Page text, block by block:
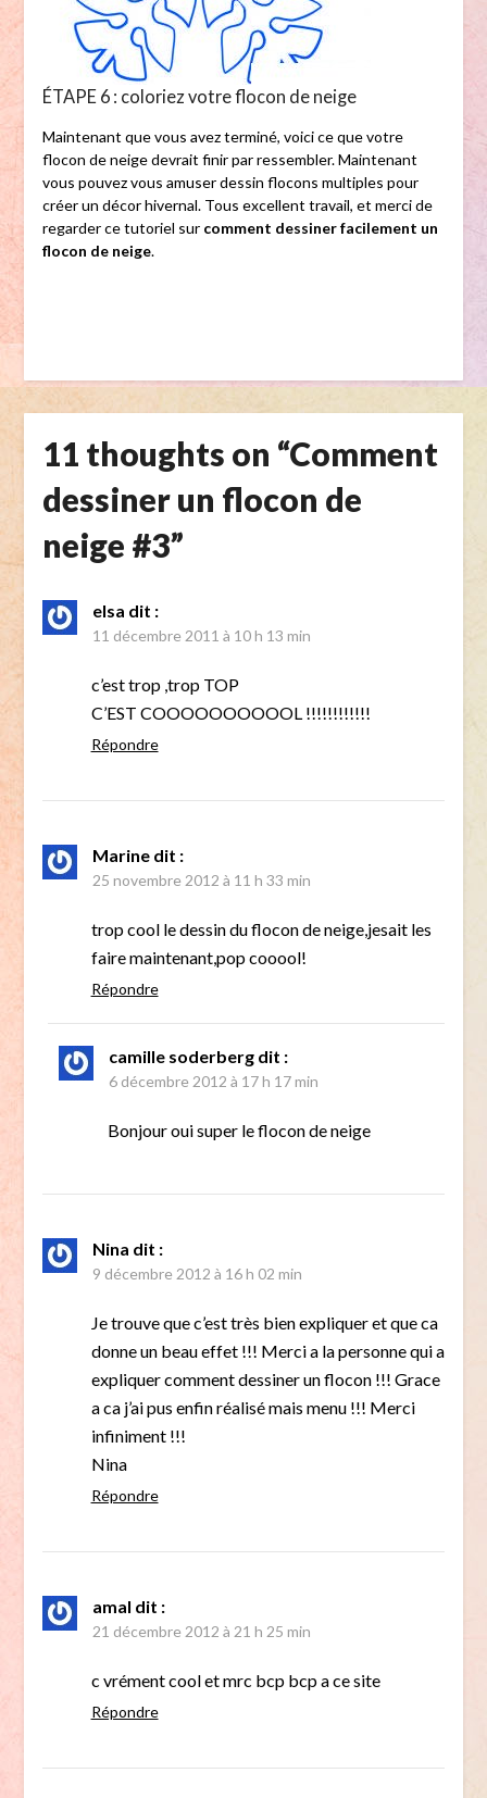
ÉTAPE 6 : coloriez votre flocon de neige
Maintenant que vous avez terminé, voici ce que votre
flocon de neige devrait finir par ressembler. Maintenant
vous pouvez vous amuser dessin flocons multiples pour
créer un décor hivernal. Tous excellent travail, et merci de
regarder ce tutoriel sur comment dessiner facilement un
flocon de neige.
11 thoughts on “Comment
dessiner un flocon de
neige #3”
elsa dit :
11 décembre 2011 à 10 h 13 min
c’est trop ,trop TOP
C’EST COOOOOOOOOOL !!!!!!!!!!!!
Répondre
Marine dit :
25 novembre 2012 à 11 h 33 min
trop cool le dessin du flocon de neige,jesait les
faire maintenant,pop cooool!
Répondre
camille soderberg dit :
6 décembre 2012 à 17 h 17 min
Bonjour oui super le flocon de neige
Nina dit :
9 décembre 2012 à 16 h 02 min
Je trouve que c’est très bien expliquer et que ca
donne un beau effet !!! Merci a la personne qui a
expliquer comment dessiner un flocon !!! Grace
a ca j’ai pus enfin réalisé mais menu !!! Merci
infiniment !!!
Nina
Répondre
amal dit :
21 décembre 2012 à 21 h 25 min
c vrément cool et mrc bcp bcp a ce site
Répondre